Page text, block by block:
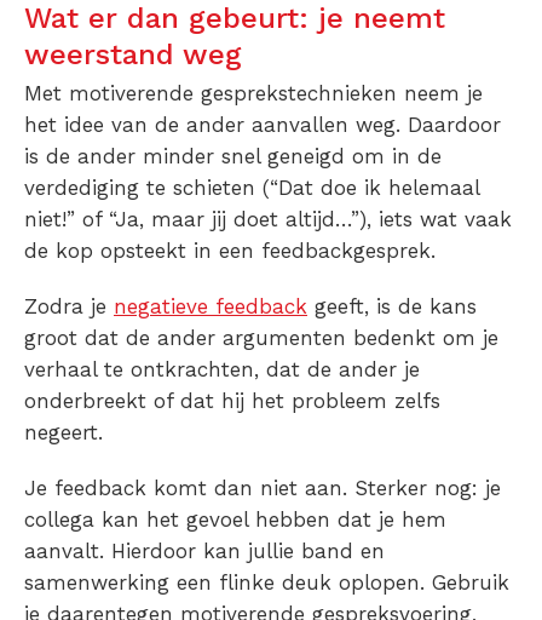
Wat er dan gebeurt: je neemt
weerstand weg
Met motiverende gesprekstechnieken neem je
het idee van de ander aanvallen weg. Daardoor
is de ander minder snel geneigd om in de
verdediging te schieten (“Dat doe ik helemaal
niet!” of “Ja, maar jij doet altijd…”), iets wat vaak
de kop opsteekt in een feedbackgesprek.
Zodra je negatieve feedback geeft, is de kans
groot dat de ander argumenten bedenkt om je
verhaal te ontkrachten, dat de ander je
onderbreekt of dat hij het probleem zelfs
negeert.
Je feedback komt dan niet aan. Sterker nog: je
collega kan het gevoel hebben dat je hem
aanvalt. Hierdoor kan jullie band en
samenwerking een flinke deuk oplopen. Gebruik
je daarentegen motiverende gespreksvoering,